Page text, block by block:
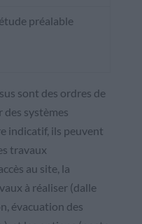
préalable
sont des ordres de
des systèmes
indicatif, ils peuvent
travaux
au site, la
à réaliser (dalle
évacuation des